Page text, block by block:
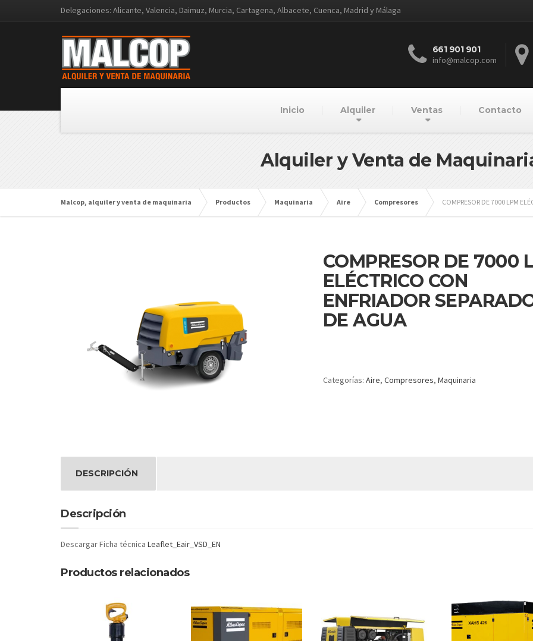
Delegaciones: Alicante, Valencia, Daimuz, Murcia, Cartagena, Albacete, Cuenca, Madrid y Málaga
661 901 901
info@malcop.com
Inicio Alquiler Ventas Contacto
Alquiler y Venta de
Malcop, alquiler y venta de maquinaria Productos Maquinaria Aire Compresores COMPRESOR DE 7000 LPM
COMPRESOR DE 7000
ELÉCTRICO CON
ENFRIADOR
DE AGUA
Categorías: Aire, Compresores, Maquinaria
DESCRIPCIÓN
Descripción
Descargar Ficha técnica Leaflet_Eair_VSD_EN
Productos relacionados